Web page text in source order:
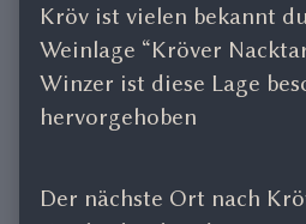
Kröv ist vielen bekannt
Weinlage “Kröver
Winzer ist diese Lage
hervorgehoben
Der nächste Ort nach